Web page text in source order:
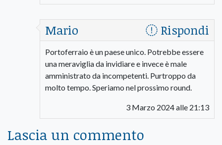
Mario Rispondi
Portoferraio è un paese unico. Potrebbe essere
una meraviglia da invidiare e invece è male
amministrato da incompetenti. Purtroppo da
molto tempo. Speriamo nel prossimo round.
3 Marzo 2024 alle 21:13
Lascia un commento